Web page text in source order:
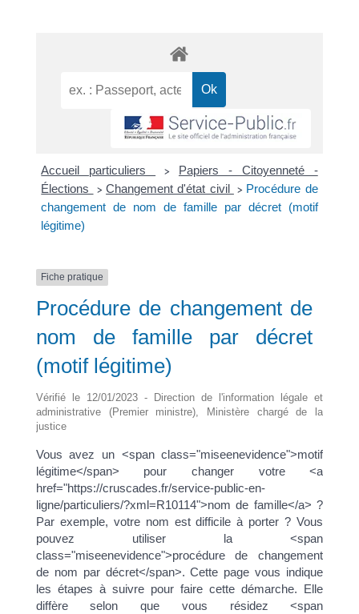
Accueil particuliers >
Papiers - Citoyenneté -
Élections
> Changement d'état civil > Procédure de
changement de nom de famille par décret (motif
légitime)
Fiche pratique
Procédure de changement de
nom de famille par décret
(motif légitime)
Vérifié le 12/01/2023 - Direction de l'information légale et
administrative (Premier ministre), Ministère chargé de la
justice
Vous avez un <span class="miseenevidence">motif
légitime</span> pour changer votre <a
href="https://cruscades.fr/service-public-en-
ligne/particuliers/?xml=R10114">nom de famille</a> ?
Par exemple, votre nom est difficile à porter ? Vous
pouvez utiliser la <span
class="miseenevidence">procédure de changement
de nom par décret</span>. Cette page vous indique
les étapes à suivre pour faire cette démarche. Elle
diffère selon que vous résidez <span